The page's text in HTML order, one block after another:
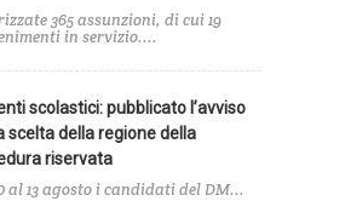
365 assunzioni, di cui 19
in servizio....
scolastici: pubblicato l’avviso
scelta della regione della
riservata
al 13 agosto i candidati del DM...